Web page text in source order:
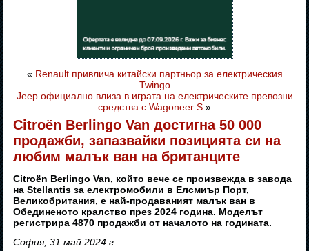
« Renault привлича китайски партньор за електрическия
Twingo
Jeep официално влиза в играта на електрическите превозни
средства с Wagoneer S »
Citroën Berlingo Van достигна 50 000
продажби, запазвайки позицията си на
любим малък ван на британците
Citroën Berlingo Van, който вече се произвежда в завода
на Stellantis за електромобили в Елсмиър Порт,
Великобритания, е най-продаваният малък ван в
Обединеното кралство през 2024 година. Моделът
регистрира 4870 продажби от началото на годината.
София, 31 май 2024 г.